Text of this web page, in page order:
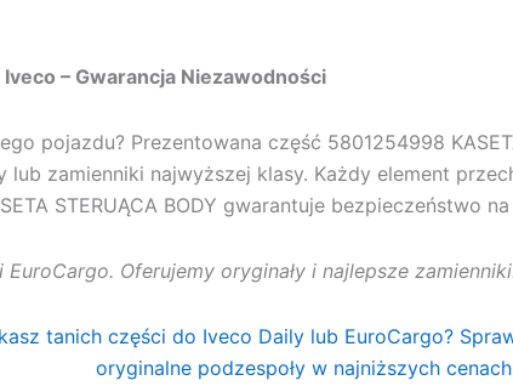
Iveco – Gwarancja Niezawodności
pojazdu? Prezentowana część 5801254998
lub zamienniki najwyższej klasy. Każdy element
STERUĄCA BODY gwarantuje bezpieczeństwo
Oferujemy oryginały i najlepsze